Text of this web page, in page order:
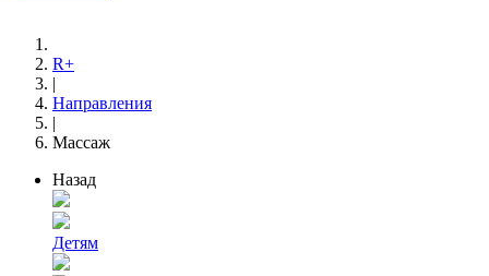
R+
|
Направления
|
Массаж
Назад
Детям